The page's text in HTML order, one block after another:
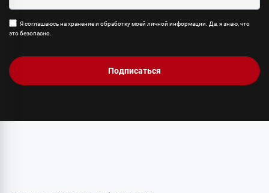
Я соглашаюсь на хранение и обработку моей личной информации. Да, я знаю, что
это безопасно.
Подписаться